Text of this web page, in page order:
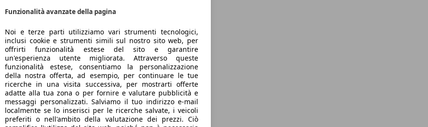
Funzionalità avanzate della pagina
Noi e terze parti utilizziamo vari strumenti tecnologici,
inclusi cookie e strumenti simili sul nostro sito web, per
offrirti funzionalità estese del sito e garantire
un'esperienza utente migliorata. Attraverso queste
funzionalità estese, consentiamo la personalizzazione
della nostra offerta, ad esempio, per continuare le tue
ricerche in una visita successiva, per mostrarti offerte
adatte alla tua zona o per fornire e valutare pubblicità e
messaggi personalizzati. Salviamo il tuo indirizzo e-mail
localmente se lo inserisci per le ricerche salvate, i veicoli
preferiti o nell'ambito della valutazione dei prezzi. Ciò